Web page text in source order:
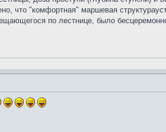
что "комфортная" маршевая
по лестнице, было